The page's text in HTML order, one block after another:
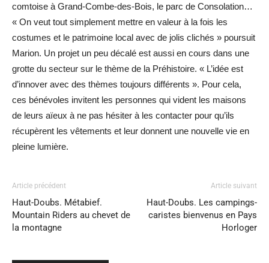
comtoise à Grand-Combe-des-Bois, le parc de Consolation…
« On veut tout simplement mettre en valeur à la fois les
costumes et le patrimoine local avec de jolis clichés » poursuit
Marion. Un projet un peu décalé est aussi en cours dans une
grotte du secteur sur le thème de la Préhistoire. « L’idée est
d’innover avec des thèmes toujours différents ». Pour cela,
ces bénévoles invitent les personnes qui vident les maisons
de leurs aïeux à ne pas hésiter à les contacter pour qu’ils
récupèrent les vêtements et leur donnent une nouvelle vie en
pleine lumière.
Article précédent
Haut-Doubs. Métabief.
Mountain Riders au chevet de
la montagne
Article suivant
Haut-Doubs. Les campings-
caristes bienvenus en Pays
Horloger